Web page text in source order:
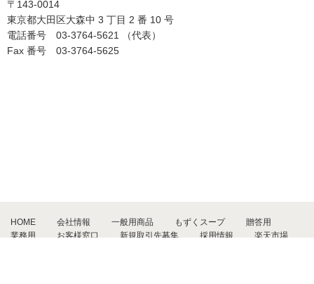
〒143-0014
東京都大田区大森中 3 丁目 2 番 10 号
電話番号 03-3764-5621 （代表）
Fax 番号 03-3764-5625
HOME 会社情報 一般用商品 もずくスープ
贈答用
業務用
お客様窓口 新規取引先募集 採用情報
楽天市場